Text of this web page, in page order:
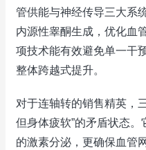
管供能与神经传导三大系
内源性睾酮生成，优化血
项技术能有效避免单一干
整体跨越式提升。
对于连轴转的销售精英，
但身体疲软”的矛盾状态
的激素分泌，更确保血管